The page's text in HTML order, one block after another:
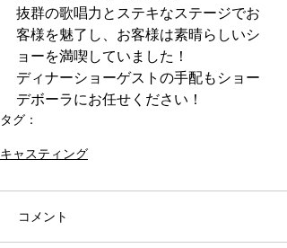
抜群の歌唱力とステキなステージでお
客様を魅了し、お客様は素晴らしいシ
ョーを満喫していました！
ディナーショーゲストの手配もショー
デボーラにお任せください！
タグ：
キャスティング
コメント